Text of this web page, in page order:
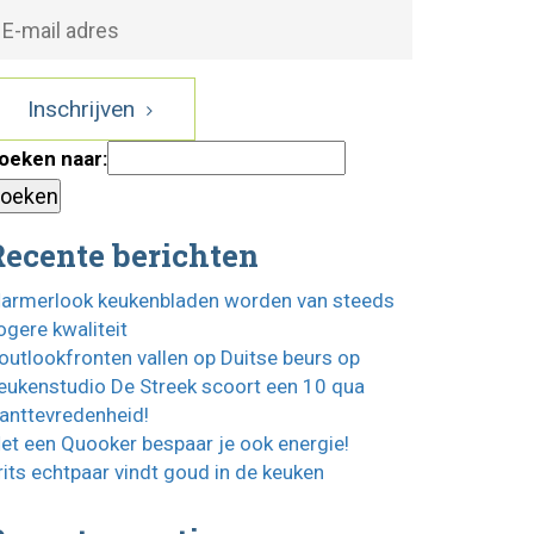
Inschrijven
naar:
berichten
keukenbladen worden van steeds
kwaliteit
vallen op Duitse beurs op
De Streek scoort een 10 qua
een Quooker bespaar je ook energie!
echtpaar vindt goud in de keuken